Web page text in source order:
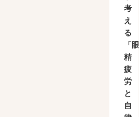
考
え
る
「眼
精
疲
労
と
自